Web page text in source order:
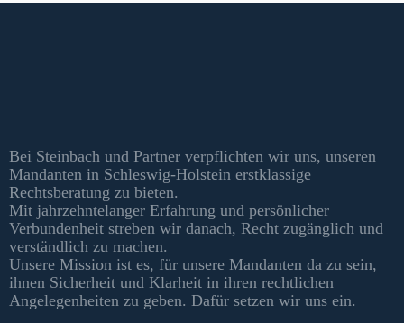
Bei Steinbach und Partner verpflichten wir uns, unseren
Mandanten in Schleswig-Holstein erstklassige
Rechtsberatung zu bieten.
Mit jahrzehntelanger Erfahrung und persönlicher
Verbundenheit streben wir danach, Recht zugänglich und
verständlich zu machen.
Unsere Mission ist es, für unsere Mandanten da zu sein,
ihnen Sicherheit und Klarheit in ihren rechtlichen
Angelegenheiten zu geben. Dafür setzen wir uns ein.